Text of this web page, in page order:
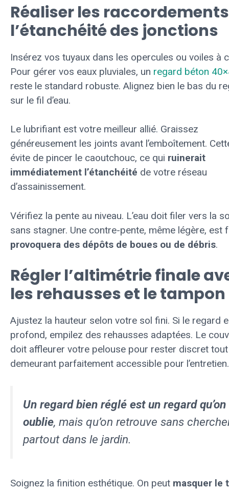
Réaliser les
l’étanchéité des jonctions
Insérez vos tuyaux dans les opercules ou voiles à
Pour gérer vos eaux pluviales, un regard béton
reste le standard robuste. Alignez bien le bas du
sur le fil d’eau.
Le lubrifiant est votre meilleur allié. Graissez
généreusement les joints avant l’emboîtement.
évite de pincer le caoutchouc, ce qui ruinerait
immédiatement l’étanchéité de votre réseau
d’assainissement.
Vérifiez la pente au niveau. L’eau doit filer vers la
sans stagner. Une contre-pente, même légère, est
provoquera des dépôts de boues ou de débris.
Régler l’altimétrie finale
les rehausses et le tampon
Ajustez la hauteur selon votre sol fini. Si le regard
profond, empilez des rehausses adaptées. Le
doit affleurer votre pelouse pour rester discret
demeurant parfaitement accessible pour l’entretien.
Un regard bien réglé est un regard qu’on
oublie, mais qu’on retrouve sans
partout dans le jardin.
Soignez la finition esthétique. On peut masquer le